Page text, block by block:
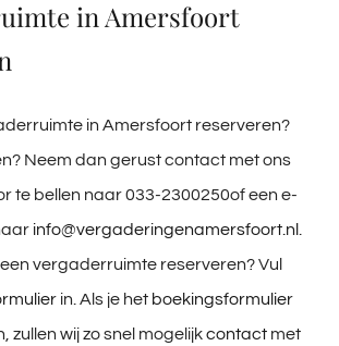
in Amersfoort
in Amersfoort reserveren?
Neem dan gerust contact met ons
te bellen naar 033-2300250of een e-
info@vergaderingenamersfoort.nl
vergaderruimte reserveren? Vul
in. Als je het boekingsformulier
zullen wij zo snel mogelijkcontact met